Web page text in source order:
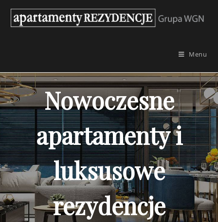
content
Menu
Nowoczesne
apartamenty i
luksusowe
rezydencje